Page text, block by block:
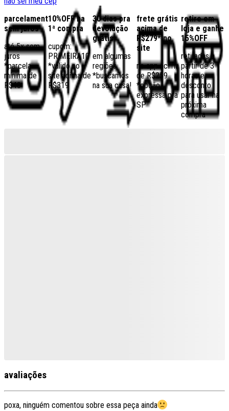
parcelamento
sem juros
até 5x sem
juros
*parcela
mínima de
R$40
10%OFF na
1ª compra
cupom:
PRIMEIRA10
*válido no
site acima de
R$319
30 dias pra
devolução
grátis
em algumas
regiões,
*buscamos
na sua casa!
frete grátis
acima de
R$279* no
site
no app acima
de R$259
*opção
expressa pra
SP
retire em
loja e ganhe
15%OFF
retiradas a
partir de 3
horas e
desconto
para usar na
próxima
compra
avaliações
poxa, ninguém comentou sobre essa peça ainda